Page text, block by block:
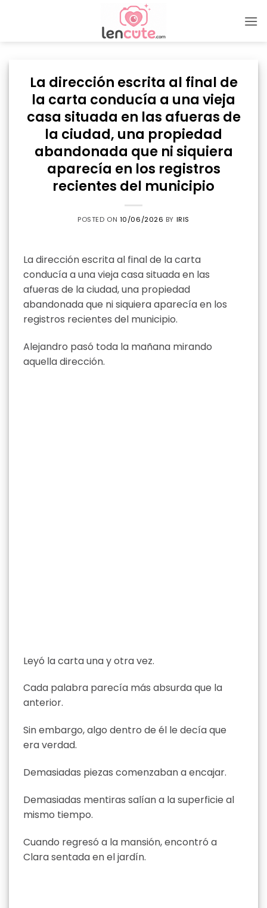
La dirección escrita al final de
la carta conducía a una vieja
casa situada en las afueras de
la ciudad, una propiedad
abandonada que ni siquiera
aparecía en los registros
recientes del municipio
POSTED ON 10/06/2026 BY IRIS
La dirección escrita al final de la carta
conducía a una vieja casa situada en las
afueras de la ciudad, una propiedad
abandonada que ni siquiera aparecía en los
registros recientes del municipio.
Alejandro pasó toda la mañana mirando
aquella dirección.
Leyó la carta una y otra vez.
Cada palabra parecía más absurda que la
anterior.
Sin embargo, algo dentro de él le decía que
era verdad.
Demasiadas piezas comenzaban a encajar.
Demasiadas mentiras salían a la superficie al
mismo tiempo.
Cuando regresó a la mansión, encontró a
Clara sentada en el jardín.